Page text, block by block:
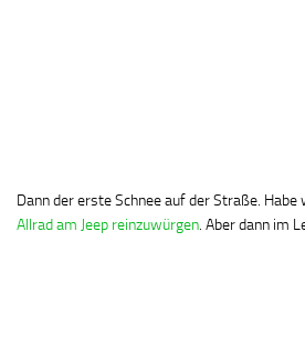
Dann der erste Schnee auf der Straße.
Allrad am Jeep reinzuwürgen. Aber dann im